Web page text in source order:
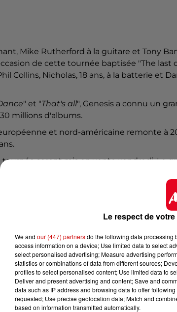
Mike Rutherford à la guitare et Tony
de cette tournée baptisée "The last
Collins, Nicholas, 18 ans, à la batterie et
" et "That's all", Genesis a connu un
millions d'albums.
et nord-américaine remonte à
seront mis en vente vendredi. Le
Leeds, Birmingham, Manchester et
Le respect de
We and our (447) partnersdo the following data processing
access information on a device; Use limited data to select
select personalised advertising; Measure advertising
statistics or combinations of data from different sources;
profiles to select personalised content; Use limited data to
Deliver and present advertising and content; Save and
data such as IP address and browsing data to offer
requested; Use precise geolocation data; Match and
based on information transmitted automatically.